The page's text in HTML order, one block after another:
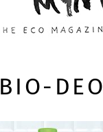
BIO-DEO